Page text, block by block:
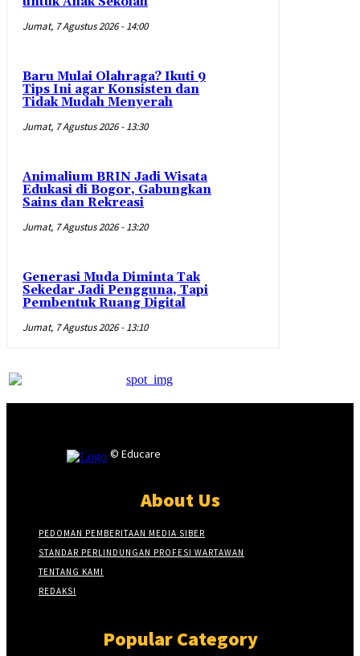
Jumat, 7 Agustus 2026 - 14:00
Baru Mulai Olahraga? Ikuti 9
Tips Ini agar Konsisten dan
Tidak Mudah Menyerah
Jumat, 7 Agustus 2026 - 13:30
Animalium BRIN Jadi Wisata
Edukasi di Bogor, Gabungkan
Sains dan Rekreasi
Jumat, 7 Agustus 2026 - 13:20
Generasi Muda Diminta Tak
Sekedar Jadi Pengguna, Tapi
Pembentuk Ruang Digital
Jumat, 7 Agustus 2026 - 13:10
© Educare
About Us
PEDOMAN PEMBERITAAN MEDIA SIBER
STANDAR PERLINDUNGAN PROFESI WARTAWAN
TENTANG KAMI
REDAKSI
Popular Category